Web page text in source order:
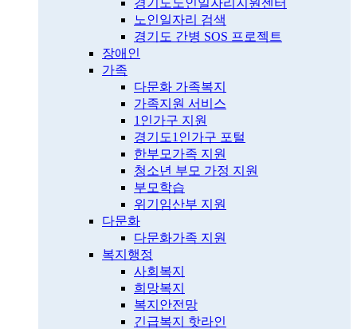
노인일자리 검색
경기도 간병 SOS 프로젝트
장애인
가족
다문화 가족복지
가족지원 서비스
1인가구 지원
경기도1인가구 포털
한부모가족 지원
청소년 부모 가정 지원
부모학습
위기임산부 지원
다문화
다문화가족 지원
복지행정
사회복지
희망복지
복지안전망
긴급복지 핫라인